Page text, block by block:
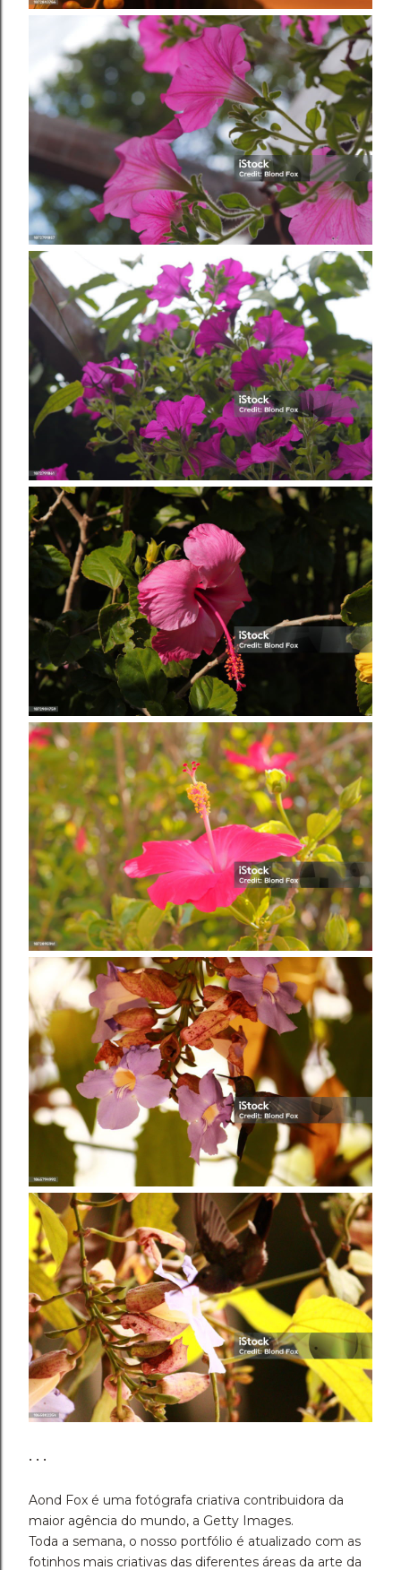
• • •
Aond Fox é uma fotógrafa criativa contribuidora da
maior agência do mundo, a Getty Images.
Toda a semana, o nosso portfólio é atualizado com as
fotinhos mais criativas das diferentes áreas da arte da